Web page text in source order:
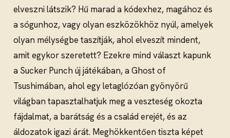
elveszni látszik? Hű marad a kódexhez, magához és
a sógunhoz, vagy olyan eszközökhöz nyúl, amelyek
olyan mélységbe taszítják, ahol elveszít mindent,
amit egykor szeretett? Ezekre mind választ kapunk
a Sucker Punch új játékában, a Ghost of
Tsushimában, ahol egy letaglózóan gyönyörű
világban tapasztalhatjuk meg a veszteség okozta
fájdalmat, a barátság és a család erejét, és az
áldozatok igazi árát. Meghökkentően tiszta képet